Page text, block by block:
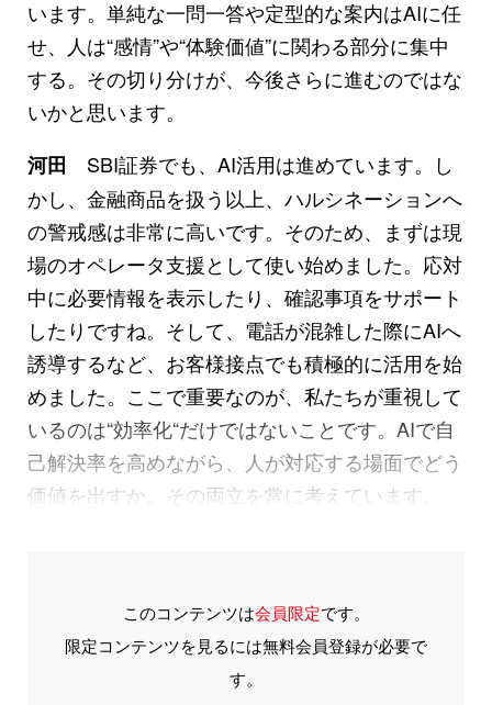
います。単純な一問一答や定型的な案内はAIに任
せ、人は“感情”や“体験価値”に関わる部分に集中
する。その切り分けが、今後さらに進むのではな
いかと思います。
河田 SBI証券でも、AI活用は進めています。し
かし、金融商品を扱う以上、ハルシネーションへ
の警戒感は非常に高いです。そのため、まずは現
場のオペレータ支援として使い始めました。応対
中に必要情報を表示したり、確認事項をサポート
したりですね。そして、電話が混雑した際にAIへ
誘導するなど、お客様接点でも積極的に活用を始
めました。ここで重要なのが、私たちが重視して
いるのは“効率化“だけではないことです。AIで自
己解決率を高めながら、人が対応する場面でどう
価値を出すか。その両立を常に考えています。
このコンテンツは会員限定です。
限定コンテンツを見るには無料会員登録が必要で
す。